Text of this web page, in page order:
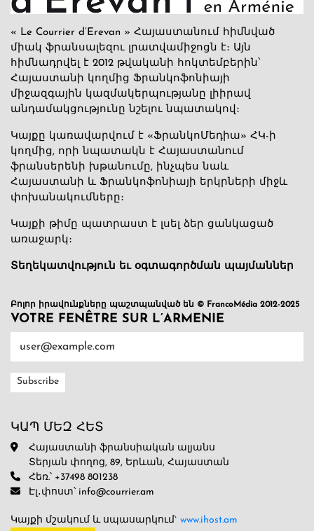
« Le Courrier d’Erevan » Հայաստանում հիմնված
միակ ֆրանսալեզու լրատվամիջոցն է։ Այն
հիմնադրվել է 2012 թվականի հոկտեմբերին՝
Հայաստանի կողմից Ֆրանկոֆոնիայի
միջազգային կազմակերպությանը լիիրավ
անդամակցությունը նշելու նպատակով։
Կայքը կառավարվում է «ՖրանկոՄեդիա» ՀԿ-ի
կողմից, որի նպատակն է Հայաստանում
ֆրանսերենի խթանումը, ինչպես նաև
Հայաստանի և Ֆրանկոֆոնիայի երկրների միջև
փոխանակումները։
Կայքի թիմը պատրաստ է լսել ձեր ցանկացած
առաջարկ։
Տեղեկատվություն եւ օգտագործման պայմաններ
Բոլոր իրավունքները պաշտպանված են © FrancoMédia 2012-2025
VOTRE FENÊTRE SUR L’ARMENIE
ԿԱՊ ՄԵԶ ՀԵՏ
Հայաստանի ֆրանսիական ալյանս
Տերյան փողոց, 89, Երևան, Հայաստան
Հեռ.՝ +37498 801238
Էլ․փոստ՝ info@courrier.am
Կայքի մշակում և սպասարկում` www.ihost.am